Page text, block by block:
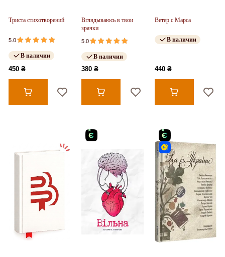
Триста стихотворений
5.0
В наличии
450 ₴
Вглядываюсь в твои
зрачки
5.0
В наличии
380 ₴
Ветер с Марса
В наличии
440 ₴